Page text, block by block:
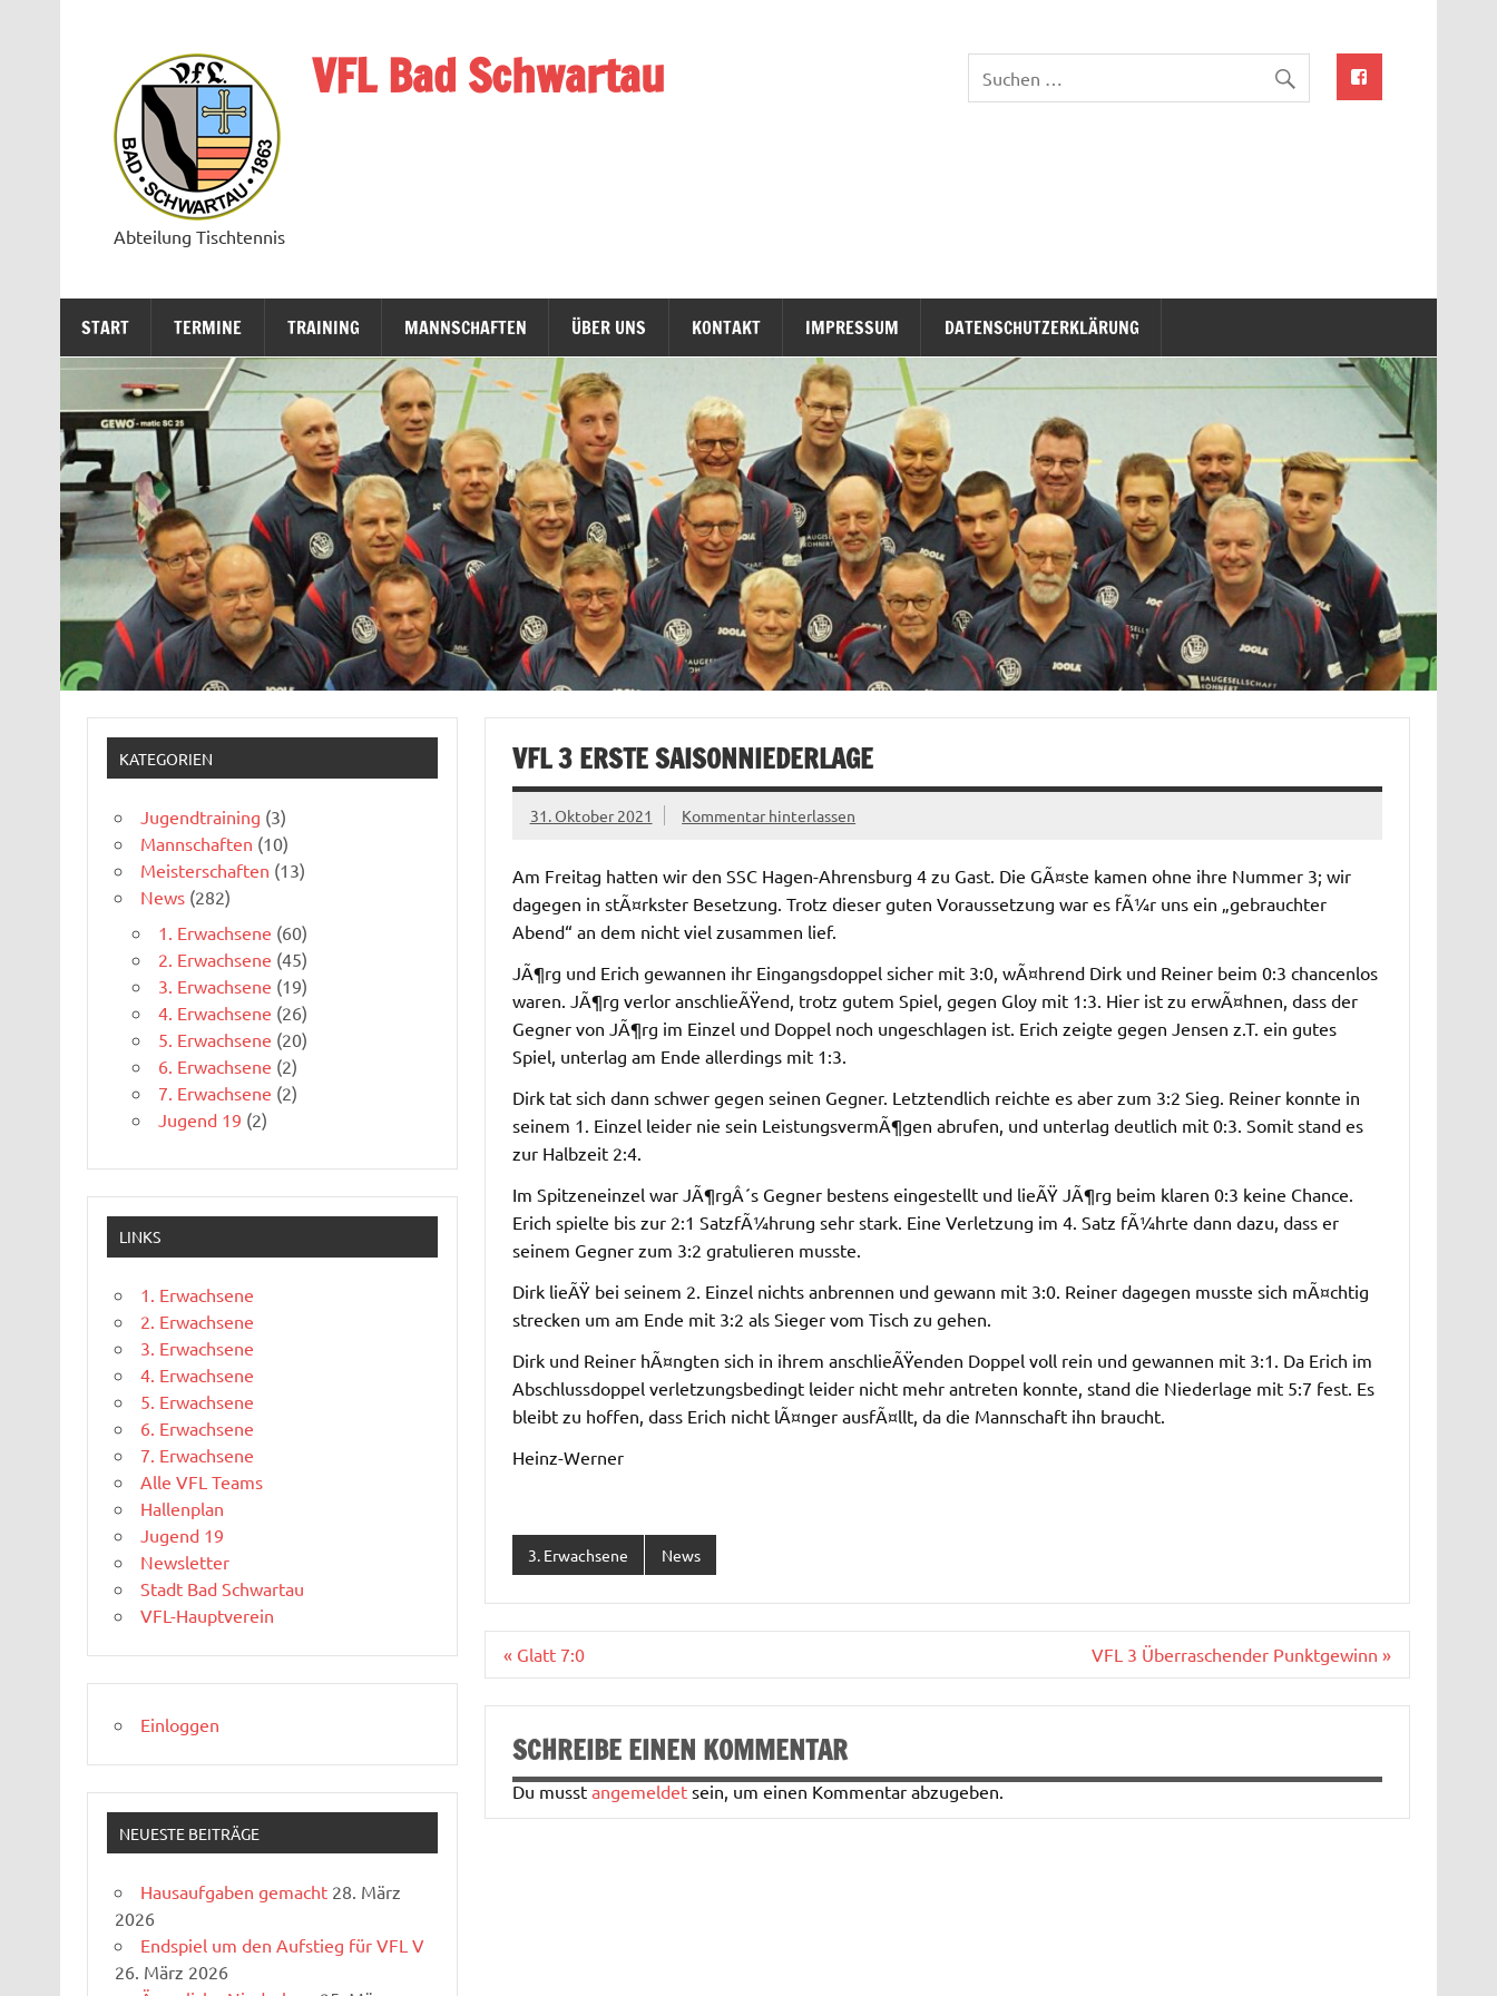
VFL Bad Schwartau
Abteilung Tischtennis
START TERMINE TRAINING MANNSCHAFTEN ÜBER UNS KONTAKT IMPRESSUM DATENSCHUTZERKLÄRUNG
VFL 3 ERSTE SAISONNIEDERLAGE
31. Oktober 2021 Kommentar hinterlassen
Am Freitag hatten wir den SSC Hagen-Ahrensburg 4 zu Gast. Die GÃ¤ste kamen ohne ihre Nummer 3; wir
dagegen in stÃ¤rkster Besetzung. Trotz dieser guten Voraussetzung war es fÃ¼r uns ein „gebrauchter
Abend“ an dem nicht viel zusammen lief.
JÃ¶rg und Erich gewannen ihr Eingangsdoppel sicher mit 3:0, wÃ¤hrend Dirk und Reiner beim 0:3 chancenlos
waren. JÃ¶rg verlor anschlieÃŸend, trotz gutem Spiel, gegen Gloy mit 1:3. Hier ist zu erwÃ¤hnen, dass der
Gegner von JÃ¶rg im Einzel und Doppel noch ungeschlagen ist. Erich zeigte gegen Jensen z.T. ein gutes
Spiel, unterlag am Ende allerdings mit 1:3.
Dirk tat sich dann schwer gegen seinen Gegner. Letztendlich reichte es aber zum 3:2 Sieg. Reiner konnte in
seinem 1. Einzel leider nie sein LeistungsvermÃ¶gen abrufen, und unterlag deutlich mit 0:3. Somit stand es
zur Halbzeit 2:4.
Im Spitzeneinzel war JÃ¶rgÂ´s Gegner bestens eingestellt und lieÃŸ JÃ¶rg beim klaren 0:3 keine Chance.
Erich spielte bis zur 2:1 SatzfÃ¼hrung sehr stark. Eine Verletzung im 4. Satz fÃ¼hrte dann dazu, dass er
seinem Gegner zum 3:2 gratulieren musste.
Dirk lieÃŸ bei seinem 2. Einzel nichts anbrennen und gewann mit 3:0. Reiner dagegen musste sich mÃ¤chtig
strecken um am Ende mit 3:2 als Sieger vom Tisch zu gehen.
Dirk und Reiner hÃ¤ngten sich in ihrem anschlieÃŸenden Doppel voll rein und gewannen mit 3:1. Da Erich im
Abschlussdoppel verletzungsbedingt leider nicht mehr antreten konnte, stand die Niederlage mit 5:7 fest. Es
bleibt zu hoffen, dass Erich nicht lÃ¤nger ausfÃ¤llt, da die Mannschaft ihn braucht.
Heinz-Werner
3. Erwachsene News
Beitragsnavigation
« Glatt 7:0 VFL 3 Überraschender Punktgewinn »
SCHREIBE EINEN KOMMENTAR
Du musst angemeldetsein, um einen Kommentar abzugeben.
KATEGORIEN
Jugendtraining (3)
Mannschaften (10)
Meisterschaften (13)
News(282)
1. Erwachsene (60)
2. Erwachsene (45)
3. Erwachsene (19)
4. Erwachsene (26)
5. Erwachsene (20)
6. Erwachsene (2)
7. Erwachsene (2)
Jugend 19 (2)
LINKS
1. Erwachsene
2. Erwachsene
3. Erwachsene
4. Erwachsene
5. Erwachsene
6. Erwachsene
7. Erwachsene
Alle VFL Teams
Hallenplan
Jugend 19
Newsletter
Stadt Bad Schwartau
VFL-Hauptverein
Einloggen
NEUESTE BEITRÄGE
Hausaufgaben gemacht 28. März
2026
Endspiel um den Aufstieg für VFL V
26. März 2026